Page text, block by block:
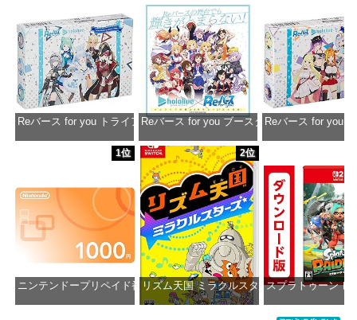
Reバース for you トライアルデッキ ホロライブプロダクション ver.ホロ
価格：¥1,650
Reバース for you ブースターパック ホロライ
価格：¥2,980
Reバース for you
1位
ニンテンドープリペイド番号 1000円|オンラインコード版
2位
リズム天国 ミラクルスターズ -Switch
スプラトゥーン レ